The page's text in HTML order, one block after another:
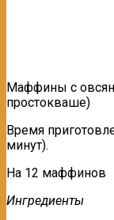
Маффины с
простокваше)
Время
минут).
На 12 маффинов
Ингредиенты